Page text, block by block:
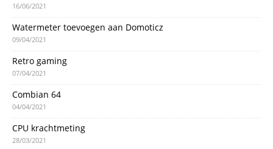
16/06/2021
Watermeter toevoegen aan Domoticz
09/04/2021
Retro gaming
07/04/2021
Combian 64
04/04/2021
CPU krachtmeting
28/03/2021